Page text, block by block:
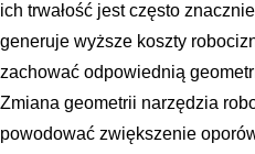
ich trwałość jest często
generuje wyższe koszty
zachować odpowiednią
Zmiana geometrii narzędzia
powodować zwiększenie